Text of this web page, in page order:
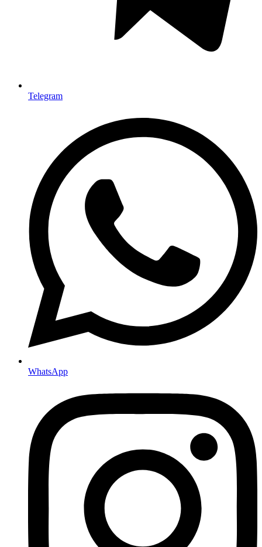
Telegram
WhatsApp